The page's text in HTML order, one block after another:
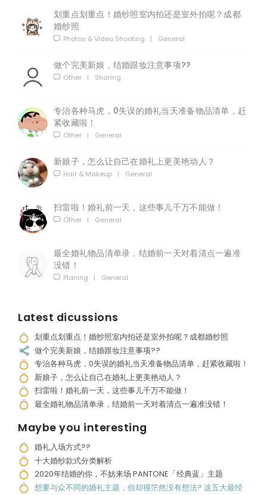
划重点划重点！婚纱照室内拍还是室外拍呢？成都
婚纱照
Photos & Video Shooting | General
做个完美新娘，结婚跟妆注意事项??
Other | Sharing
专治各种马虎，0失误的婚礼当天准备物品清单，赶
紧收藏啦！
Other | General
新娘子，怎么让自己在婚礼上更美艳动人？
Hair & Makeup | General
扫雷啦！婚礼前一天，这些事儿千万不能做！
Other | General
最全婚礼物品清单录，结婚前一天对着清点一遍准
没错！
Planing | General
Latest dicussions
划重点划重点！婚纱照室内拍还是室外拍呢？成都婚纱照
做个完美新娘，结婚跟妆注意事项??
专治各种马虎，0失误的婚礼当天准备物品清单，赶紧收藏啦！
新娘子，怎么让自己在婚礼上更美艳动人？
扫雷啦！婚礼前一天，这些事儿千万不能做！
最全婚礼物品清单录，结婚前一天对着清点一遍准没错！
Maybe you interesting
婚礼入场方式??
十大婚纱款式分类解析
2020年结婚的你，不妨来场 PANTONE「经典蓝」主题
想要与众不同的婚礼主题，但却很茫然没有想法? 这五大最经